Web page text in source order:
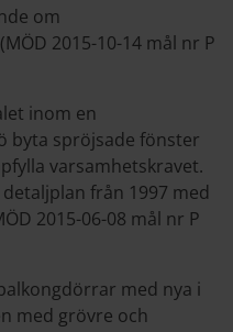
om
2015-10-14 mål nr P
inom en
byta spröjsade fönster
varsamhetskravet.
från 1997 med
2015-06-08 mål nr P
med nya i
med grövre och